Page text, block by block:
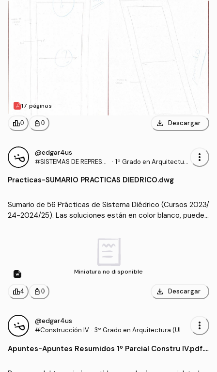
17 páginas
leaderboard0 personal_bag 0 download Descargar
@edgar4us
#SISTEMAS DE REPRESE
URA
· 1º Grado en Arquitectur
more_vert
Practicas-SUMARIO PRACTICAS DIEDRICO.dwg
Sumario de 56 Prácticas de Sistema Diédrico (Cursos 2023/
24-2024/25). Las soluciones están en color blanco, pueden
Miniatura no disponible
leaderboard4 personal_bag 0 download Descargar
@edgar4us
#Construcción IV · 3º Grado en Arquitectura (ULP
more_vert
Apuntes-Apuntes Resumidos 1º Parcial Constru IV.pdf.p